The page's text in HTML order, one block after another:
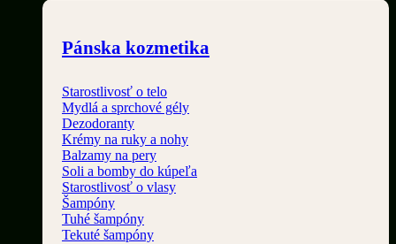
Pánska kozmetika
Starostlivosť o telo
Mydlá a sprchové gély
Dezodoranty
Krémy na ruky a nohy
Balzamy na pery
Soli a bomby do kúpeľa
Starostlivosť o vlasy
Šampóny
Tuhé šampóny
Tekuté šampóny